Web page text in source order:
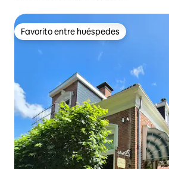
Favorito entre huéspedes
Favorito entre huéspedes